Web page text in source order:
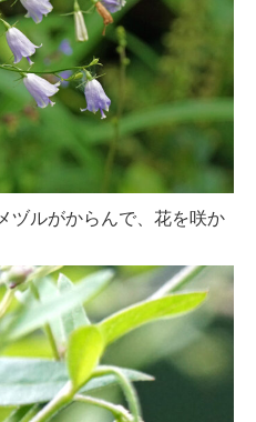
ヅルがからんで、花を咲か